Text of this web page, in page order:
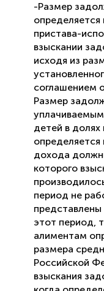
-Размер
определяется
пристава-
взыскании
исходя из
соглашением
Размер
детей в долях
определяется
дохода
которого
период не
этот период,
алиментам
размера
Российской
взыскания